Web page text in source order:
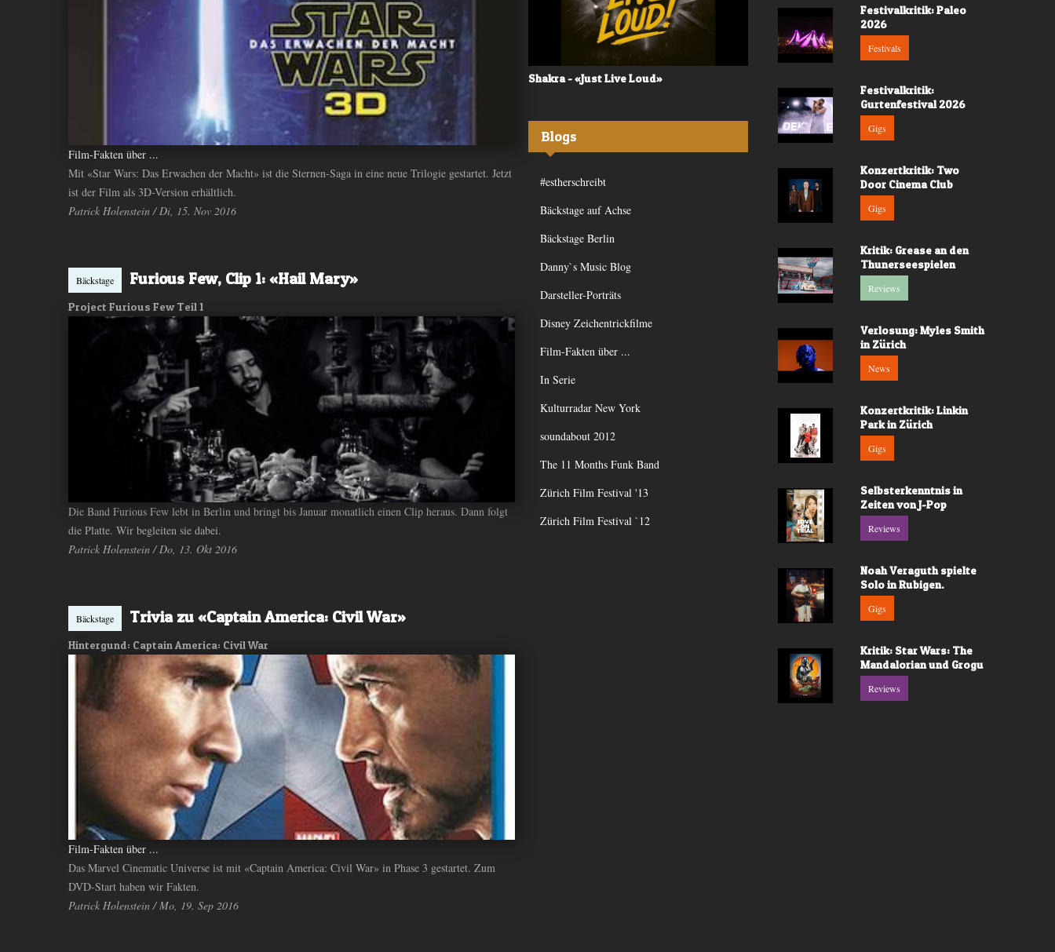
Film-Fakten über ...
Mit «Star Wars: Das Erwachen der Macht» ist die Sternen-Saga in eine neue Trilogie gestartet. Jetzt
ist der Film als 3D-Version erhältlich.
Patrick Holenstein / Di, 15. Nov 2016
Bäckstage Furious Few, Clip 1: «Hail Mary»
Project Furious Few Teil 1
Die Band Furious Few lebt in Berlin und bringt bis Januar monatlich einen Clip heraus. Dann folgt
die Platte. Wir begleiten sie dabei.
Patrick Holenstein / Do, 13. Okt 2016
Bäckstage Trivia zu «Captain America: Civil War»
Hintergund: Captain America: Civil War
Film-Fakten über ...
Das Marvel Cinematic Universe ist mit «Captain America: Civil War» in Phase 3 gestartet. Zum
DVD-Start haben wir Fakten.
Patrick Holenstein / Mo, 19. Sep 2016
ANDIYAH - «Frequency» Shakra - «Just Live Loud»
Blogs
#estherschreibt
Bäckstage auf Achse
Bäckstage Berlin
Danny`s Music Blog
Darsteller-Porträts
Disney Zeichentrickfilme
Film-Fakten über ...
In Serie
Kulturradar New York
soundabout 2012
The 11 Months Funk Band
Zürich Film Festival '13
Zürich Film Festival `12
Festivalkritik: Paleo
2026
Festivals
Festivalkritik:
Gurtenfestival 2026
Gigs
Konzertkritik: Two
Door Cinema Club
Gigs
Kritik: Grease an den
Thunerseespielen
Reviews
Verlosung: Myles Smith
in Zürich
News
Konzertkritik: Linkin
Park in Zürich
Gigs
Selbsterkenntnis in
Zeiten von J-Pop
Reviews
Noah Veraguth spielte
Solo in Rubigen.
Gigs
Kritik: Star Wars: The
Mandalorian und Grogu
Reviews